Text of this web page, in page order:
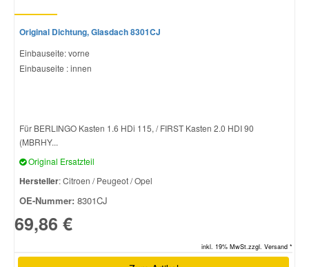
Original Dichtung, Glasdach 8301CJ
Einbauseite: vorne
Einbauseite : innen
Für BERLINGO Kasten 1.6 HDi 115, / FIRST Kasten 2.0 HDI 90
(MBRHY...
Original Ersatzteil
Hersteller: Citroen / Peugeot / Opel
OE-Nummer: 8301CJ
69,86 €
inkl. 19% MwSt.zzgl. Versand *